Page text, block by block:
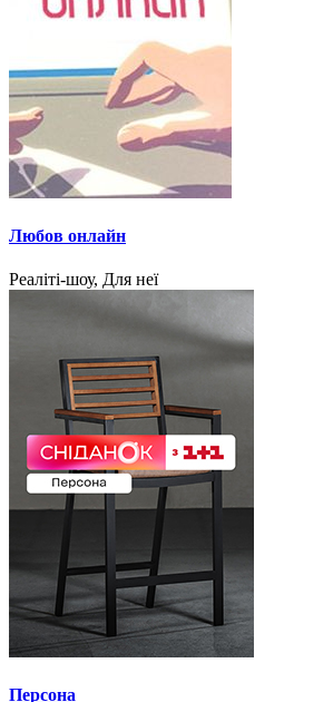
Любов онлайн
Реаліті-шоу, Для неї
Персона